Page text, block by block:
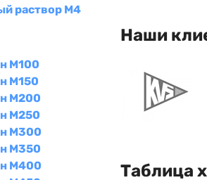
раствор М4
М100
М150
М200
М250
М300
М350
М400
Наши
Таблица